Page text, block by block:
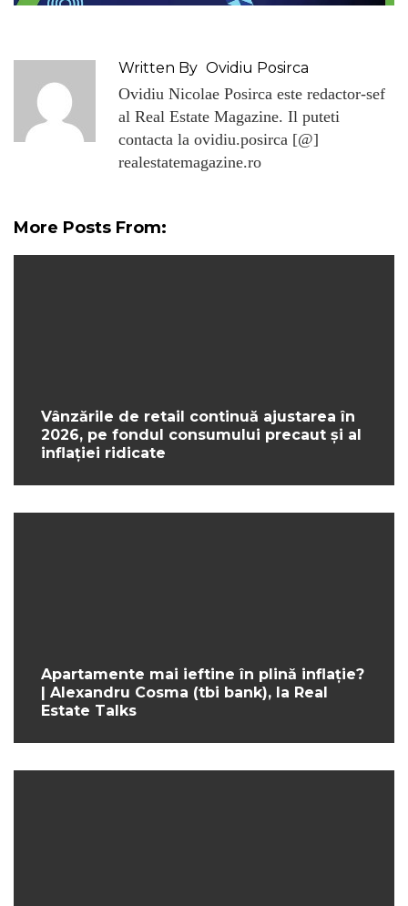
Written By Ovidiu Posirca
Ovidiu Nicolae Posirca este redactor-sef
al Real Estate Magazine. Il puteti
contacta la ovidiu.posirca [@]
realestatemagazine.ro
More Posts From:
Vânzările de retail continuă ajustarea în
2026, pe fondul consumului precaut și al
inflației ridicate
Apartamente mai ieftine în plină inflație?
| Alexandru Cosma (tbi bank), la Real
Estate Talks